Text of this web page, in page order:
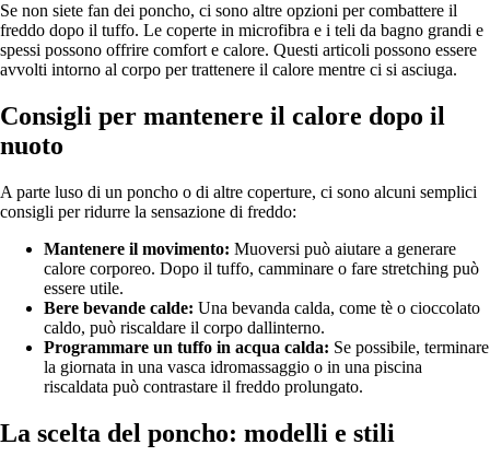
Se non siete fan dei poncho, ci sono altre opzioni per combattere il
freddo dopo il tuffo. Le coperte in microfibra e i teli da bagno grandi e
spessi possono offrire comfort e calore. Questi articoli possono essere
avvolti intorno al corpo per trattenere il calore mentre ci si asciuga.
Consigli per mantenere il calore dopo il
nuoto
A parte luso di un poncho o di altre coperture, ci sono alcuni semplici
consigli per ridurre la sensazione di freddo:
Mantenere il movimento: Muoversi può aiutare a generare
calore corporeo. Dopo il tuffo, camminare o fare stretching può
essere utile.
Bere bevande calde: Una bevanda calda, come tè o cioccolato
caldo, può riscaldare il corpo dallinterno.
Programmare un tuffo in acqua calda: Se possibile, terminare
la giornata in una vasca idromassaggio o in una piscina
riscaldata può contrastare il freddo prolungato.
La scelta del poncho: modelli e stili